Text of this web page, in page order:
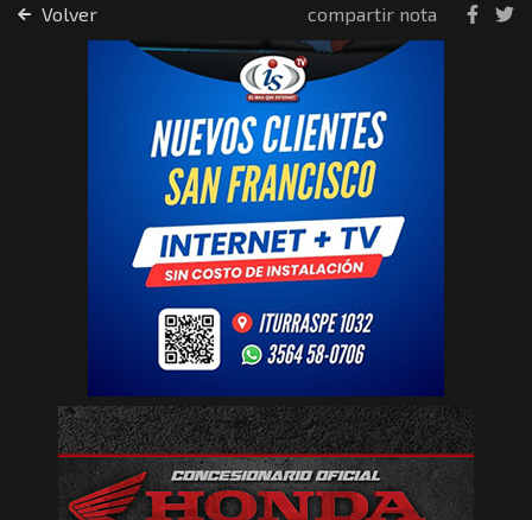
Volver compartir nota